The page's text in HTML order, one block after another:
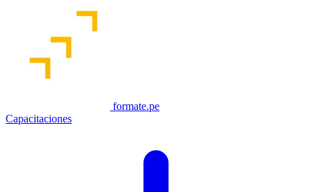
formate.pe
Capacitaciones